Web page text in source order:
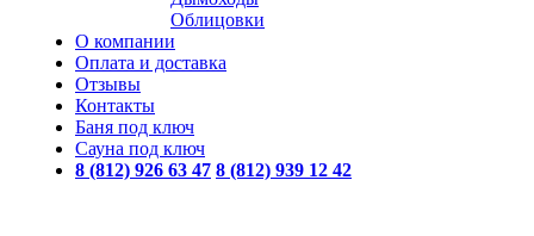
Облицовки
О компании
Оплата и доставка
Отзывы
Контакты
Баня под ключ
Сауна под ключ
8 (812) 926 63 47 8 (812) 939 12 42